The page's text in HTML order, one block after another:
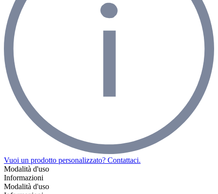
Vuoi un prodotto personalizzato? Contattaci.
Modalità d'uso
Informazioni
Modalità d'uso